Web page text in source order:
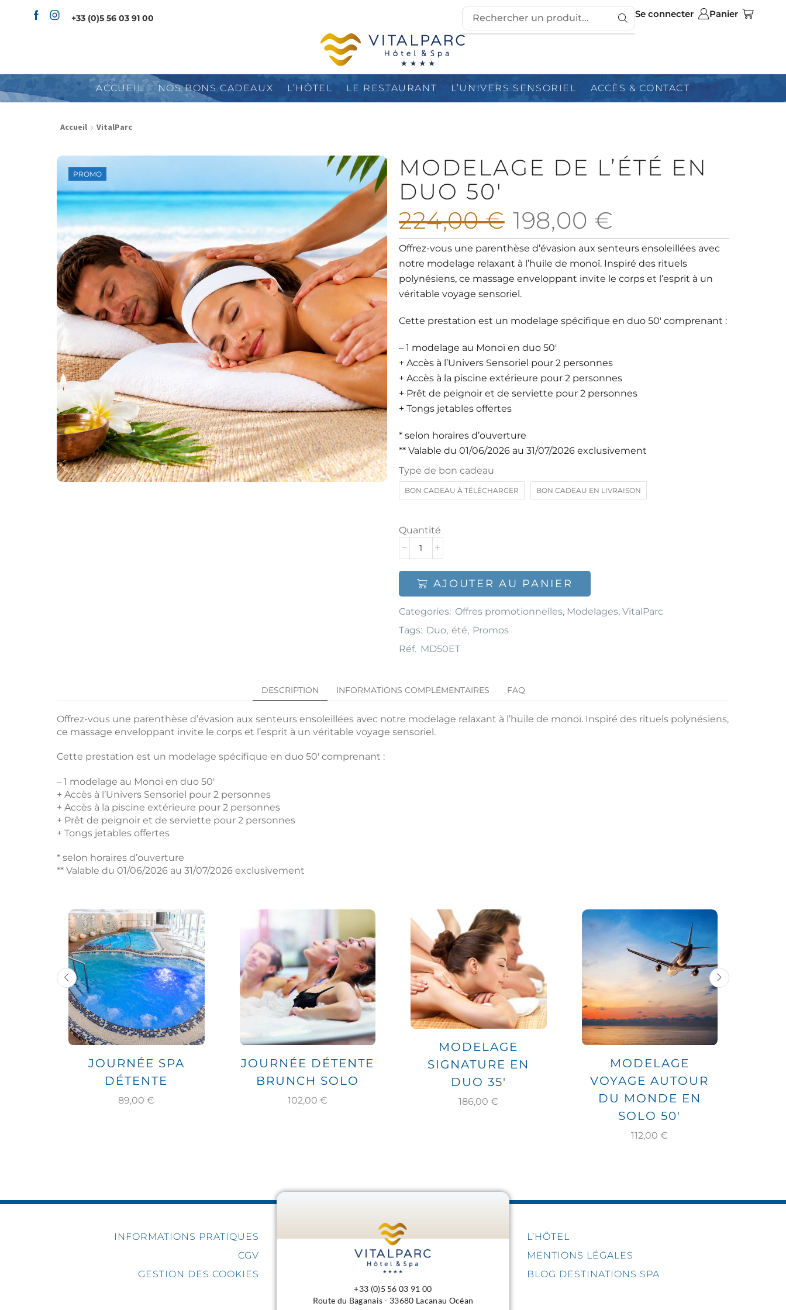
+33 (0)5 56 03 91 00 Se connecter Panier
ACCUEIL NOS BONS CADEAUX L’HÔTEL LE RESTAURANT L’UNIVERS SENSORIEL ACCÈS & CONTACT
Accueil VitalParc
MODELAGE DE L’ÉTÉ EN
DUO 50′
224,00€ 198,00 €
Offrez-vous une parenthèse d’évasion aux senteurs ensoleillées avec
notre modelage relaxant à l’huile de monoï. Inspiré des rituels
polynésiens, ce massage enveloppant invite le corps et l’esprit à un
véritable voyage sensoriel.
Cette prestation est un modelage spécifique en duo 50′ comprenant :
– 1 modelage au Monoï en duo 50′
+ Accès à l’Univers Sensoriel pour 2 personnes
+ Accès à la piscine extérieure pour 2 personnes
+ Prêt de peignoir et de serviette pour 2 personnes
+ Tongs jetables offertes
* selon horaires d’ouverture
** Valable du 01/06/2026 au 31/07/2026 exclusivement
Type de bon cadeau
BON CADEAU À TÉLÉCHARGER BON CADEAU EN LIVRAISON
Quantité
AJOUTER AU PANIER
Categories: Offres promotionnelles, Modelages, VitalParc
Tags: Duo, été, Promos
Réf. MD50ET
DESCRIPTION INFORMATIONS COMPLÉMENTAIRES FAQ
Offrez-vous une parenthèse d’évasion aux senteurs ensoleillées avec notre modelage relaxant à l’huile de monoï. Inspiré des rituels polynésiens,
ce massage enveloppant invite le corps et l’esprit à un véritable voyage sensoriel.
Cette prestation est un modelage spécifique en duo 50′ comprenant :
– 1 modelage au Monoï en duo 50′
+ Accès à l’Univers Sensoriel pour 2 personnes
+ Accès à la piscine extérieure pour 2 personnes
+ Prêt de peignoir et de serviette pour 2 personnes
+ Tongs jetables offertes
* selon horaires d’ouverture
** Valable du 01/06/2026 au 31/07/2026 exclusivement
JOURNÉE SPA
DÉTENTE
89,00€
JOURNÉE DÉTENTE
BRUNCH SOLO
102,00 €
MODELAGE
SIGNATURE EN
DUO 35′
186,00€
MODELAGE
VOYAGE AUTOUR
DU MONDE EN
SOLO 50′
112,00€
INFORMATIONS PRATIQUES
CGV
GESTION DES COOKIES
+33 (0)5 56 03 91 00
Route du Baganais - 33680 Lacanau Océan
L’HÔTEL
MENTIONS LÉGALES
BLOG DESTINATIONS SPA